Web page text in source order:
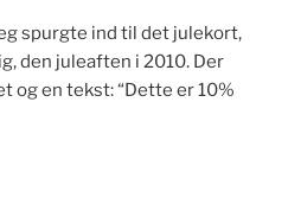
spurgte ind til det julekort,
den juleaften i 2010. Der
og en tekst: “Dette er 10%